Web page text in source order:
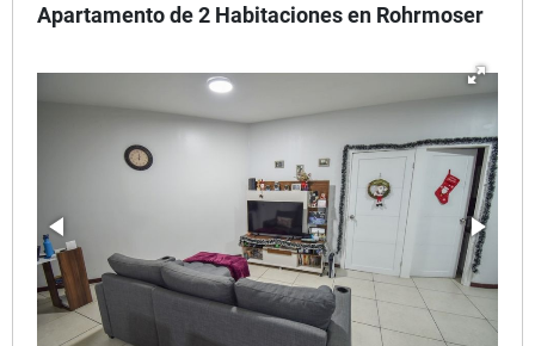
Apartamento de 2 Habitaciones en Rohrmoser